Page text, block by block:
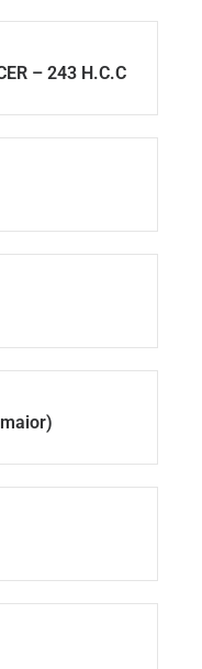
– 243 H.C.C
maior)